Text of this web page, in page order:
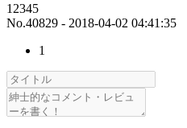
12345
No.40829 - 2018-04-02 04:41:35
1